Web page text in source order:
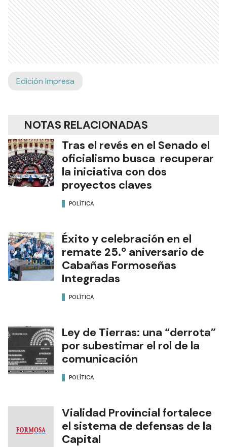
Edición Impresa
NOTAS RELACIONADAS
Tras el revés en el Senado el
oficialismo busca recuperar
la iniciativa con dos
proyectos claves
POLÍTICA
Éxito y celebración en el
remate 25.º aniversario de
Cabañas Formoseñas
Integradas
POLÍTICA
Ley de Tierras: una “derrota”
por subestimar el rol de la
comunicación
POLÍTICA
Vialidad Provincial fortalece
el sistema de defensas de la
Capital